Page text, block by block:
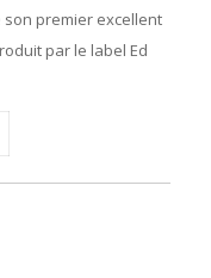
son premier excellent
par le label Ed